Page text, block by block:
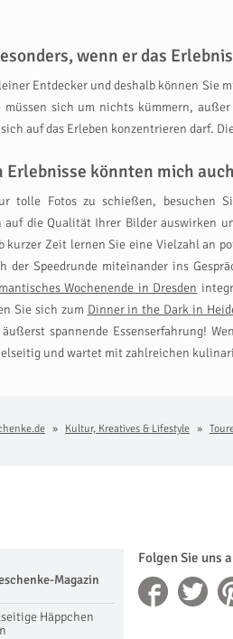
wenn er das
Entdecker und deshalb können Sie
müssen sich um nichts kümmern,
auf das Erleben konzentrieren darf.
Erlebnisse könnten mich
tolle Fotos zu schießen, besuchen
auf die Qualität Ihrer Bilder auswirken
kurzer Zeit lernen Sie eine Vielzahl an
der Speedrunde miteinander ins
Wochenende in Dresden
Sie sich zum Dinner in the Dark in
spannende Essenserfahrung!
und wartet mit zahlreichen
Kultur, Kreatives & Lifestyle
Folgen Sie uns
Magazin
Häppchen